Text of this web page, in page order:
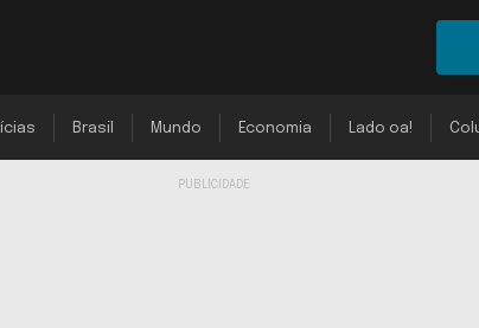
Brasil Mundo Economia Lado oa!